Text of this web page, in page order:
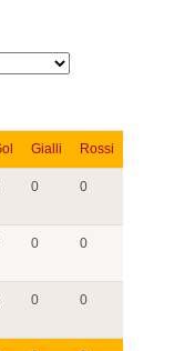
Gialli Rossi
0 0
0 0
0 0